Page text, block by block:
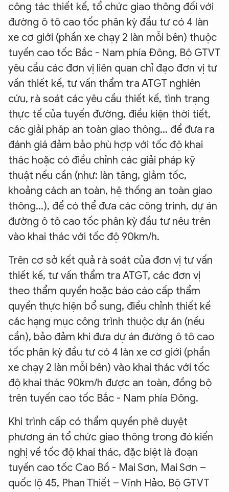
công tác thiết kế, tổ chức giao thông đối với
đường ô tô cao tốc phân kỳ đầu tư có 4 làn
xe cơ giới (phần xe chạy 2 làn mỗi bên) thuộc
tuyến cao tốc Bắc - Nam phía Đông, Bộ GTVT
yêu cầu các đơn vị liên quan chỉ đạo đơn vị tư
vấn thiết kế, tư vấn thẩm tra ATGT nghiên
cứu, rà soát các yêu cầu thiết kế, tình trạng
thực tế của tuyến đường, điều kiện thời tiết,
các giải pháp an toàn giao thông... để đưa ra
đánh giá đảm bảo phù hợp với tốc độ khai
thác hoặc có điều chỉnh các giải pháp kỹ
thuật nếu cần (như: làn tăng, giảm tốc,
khoảng cách an toàn, hệ thống an toàn giao
thông...), để có thể đưa các công trình, dự án
đường ô tô cao tốc phân kỳ đầu tư nêu trên
vào khai thác với tốc độ 90km/h.
Trên cơ sở kết quả rà soát của đơn vị tư vấn
thiết kế, tư vấn thẩm tra ATGT, các đơn vị
theo thẩm quyền hoặc báo cáo cấp thẩm
quyền thực hiện bổ sung, điều chỉnh thiết kế
các hạng mục công trình thuộc dự án (nếu
cần), bảo đảm khi đưa dự án đường ô tô cao
tốc phân kỳ đầu tư có 4 làn xe cơ giới (phần
xe chạy 2 làn mỗi bên) vào khai thác với tốc
độ khai thác 90km/h được an toàn, đồng bộ
trên tuyến cao tốc Bắc - Nam phía Đông.
Khi trình cấp có thẩm quyền phê duyệt
phương án tổ chức giao thông trong đó kiến
nghị về tốc độ khai thác, đặc biệt là đoạn
tuyến cao tốc Cao Bồ - Mai Sơn, Mai Sơn –
quốc lộ 45, Phan Thiết – Vĩnh Hảo, Bộ GTVT